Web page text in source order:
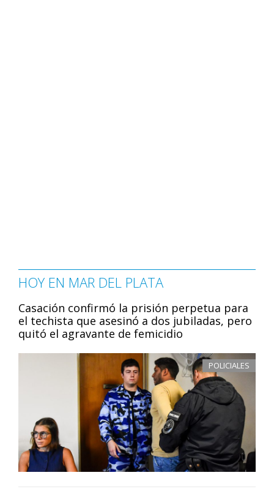
HOY EN MAR DEL PLATA
Casación confirmó la prisión perpetua para
el techista que asesinó a dos jubiladas, pero
quitó el agravante de femicidio
POLICIALES